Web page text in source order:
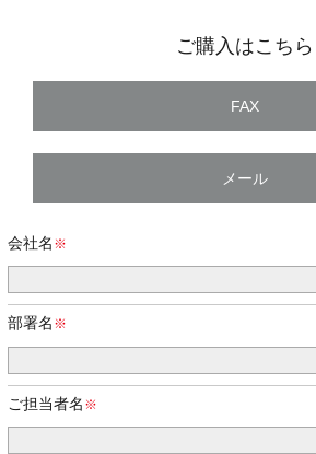
ご購入はこちら
FAX
メール
会社名
部署名
ご担当者名